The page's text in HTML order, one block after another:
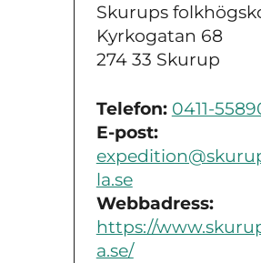
Skurups
Kyrkogatan 68
274 33 Skurup
Telefon: 0411-
E-post:
la.se
Webbadress:
https://
a.se/